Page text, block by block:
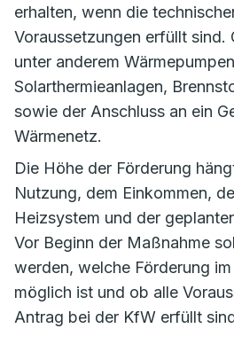
erhalten, wenn die
Voraussetzungen erfüllt sind.
unter anderem
Solarthermieanlagen,
sowie der Anschluss an ein
Wärmenetz.
Die Höhe der Förderung
Nutzung, dem Einkommen,
Heizsystem und der
Vor Beginn der Maßnahme
werden, welche Förderung
möglich ist und ob alle
Antrag bei der KfW erfüllt